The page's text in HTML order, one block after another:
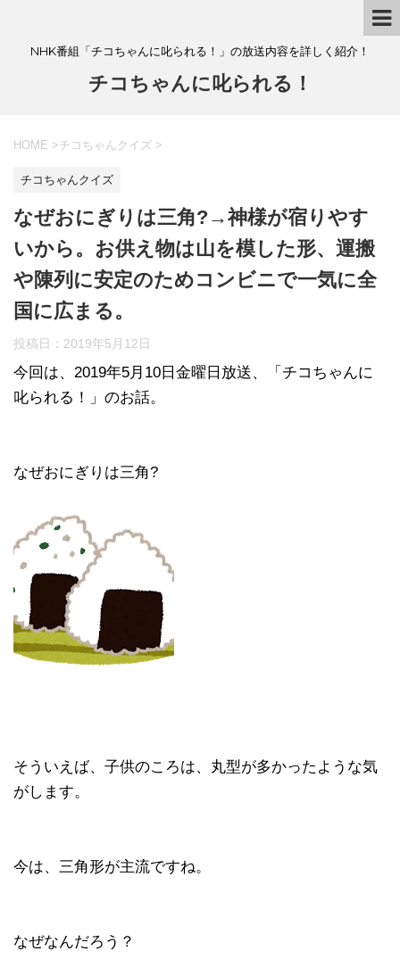
NHK番組「チコちゃんに叱られる！」の放送内容を詳しく紹介！
チコちゃんに叱られる！
HOME >チコちゃんクイズ >
チコちゃんクイズ
なぜおにぎりは三角?→神様が宿りやす
いから。お供え物は山を模した形、運搬
や陳列に安定のためコンビニで一気に全
国に広まる。
投稿日： 2019年5月12日
今回は、2019年5月10日金曜日放送、「チコちゃんに
叱られる！」のお話。
なぜおにぎりは三角?
そういえば、子供のころは、丸型が多かったような気
がします。
今は、三角形が主流ですね。
なぜなんだろう？